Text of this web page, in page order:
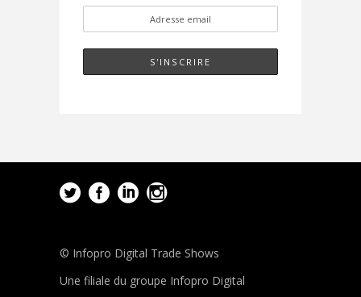
© Infopro Digital Trade Shows
Une filiale du groupe Infopro Digital